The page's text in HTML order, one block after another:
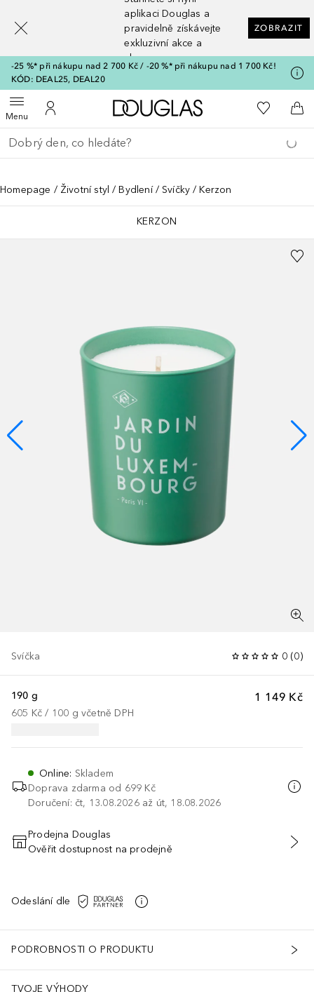
aplikaci Douglas a
pravidelně získávejte
exkluzivní akce a
slevy
ZOBRAZIT
-25 %* při nákupu nad 2 700 Kč / -20 %* při nákupu nad 1 700 Kč!
KÓD: DEAL25, DEAL20
MenuOtevřít menuK mému účtu
Domů K mému
Do
Vraťte se
Proveďte vyhledávání
Homepage Životní styl Bydlení Svíčky Kerzon
KERZON
Svíčka 0 (0)
1 149 Kč
190 g
605 Kč / 100 g včetně DPH
Online: Skladem
Doprava zdarma od 699 Kč
Doručení: čt, 13.08.2026 až út, 18.08.2026
PŘIDAT DO KOŠÍKU
Prodejna Douglas
Ověřit dostupnost na prodejně
Odeslání dle
PODROBNOSTI O PRODUKTU
TVOJE VÝHODY
[navigation.slideout.screenreader]